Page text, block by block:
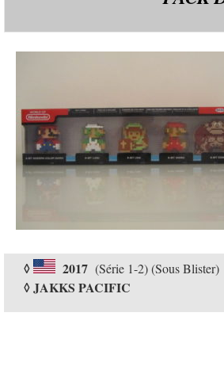
◊ 2017 (Série 1-2) (Sous Blister)
◊ JAKKS PACIFIC